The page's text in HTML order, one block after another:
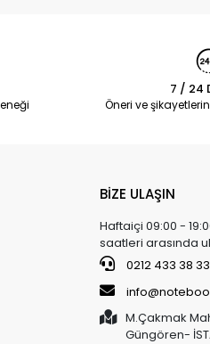
7 / 24
Öneri ve
BİZE ULAŞIN
Haftaiçi 09:00 -
saatleri arasında
0212 433 38 33
M.Çakmak
Güngören-